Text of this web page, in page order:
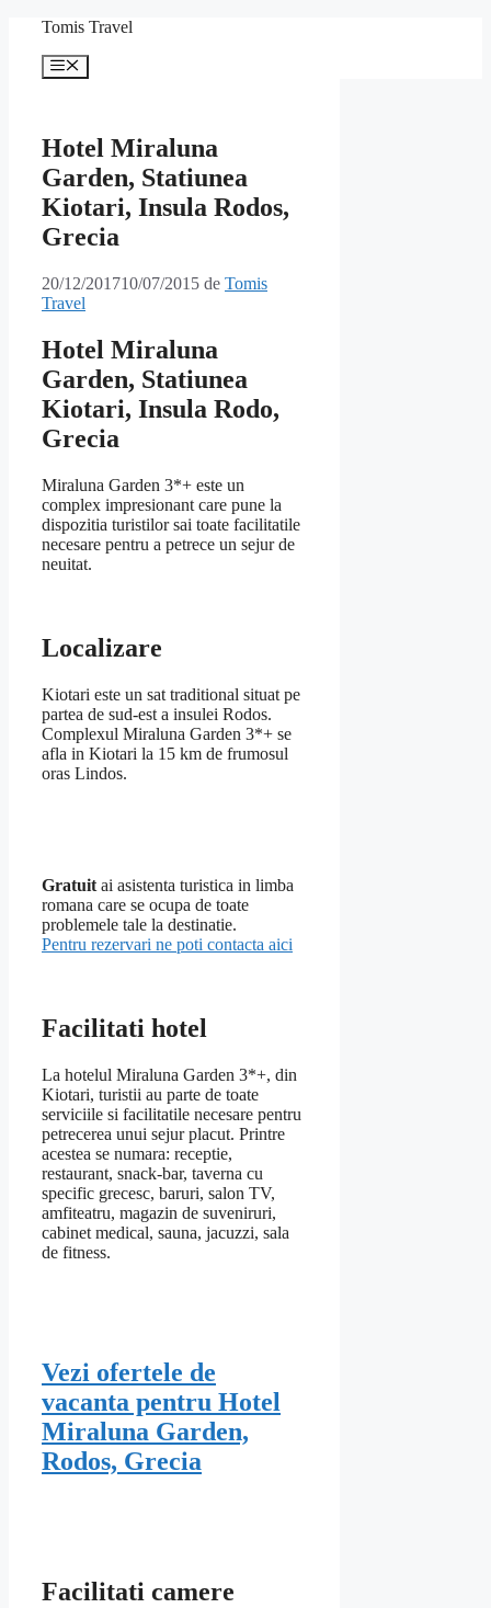
conținut
Tomis Travel
Meniu
Hotel Miraluna
Garden, Statiunea
Kiotari, Insula Rodos,
Grecia
20/12/201710/07/2015 de Tomis
Travel
Hotel Miraluna
Garden, Statiunea
Kiotari, Insula Rodo,
Grecia
Miraluna Garden 3*+ este un
complex impresionant care pune la
dispozitia turistilor sai toate facilitatile
necesare pentru a petrece un sejur de
neuitat.
Localizare
Kiotari este un sat traditional situat pe
partea de sud-est a insulei Rodos.
Complexul Miraluna Garden 3*+ se
afla in Kiotari la 15 km de frumosul
oras Lindos.
Gratuit ai asistenta turistica in limba
romana care se ocupa de toate
problemele tale la destinatie.
Pentru rezervari ne poti contacta aici
Facilitati hotel
La hotelul Miraluna Garden 3*+, din
Kiotari, turistii au parte de toate
serviciile si facilitatile necesare pentru
petrecerea unui sejur placut. Printre
acestea se numara: receptie,
restaurant, snack-bar, taverna cu
specific grecesc, baruri, salon TV,
amfiteatru, magazin de suveniruri,
cabinet medical, sauna, jacuzzi, sala
de fitness.
Vezi ofertele de
vacanta pentru Hotel
Miraluna Garden,
Rodos, Grecia
Facilitati camere